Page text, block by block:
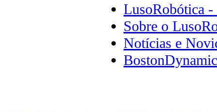
LusoRobótica -
Sobre o
Notícias e